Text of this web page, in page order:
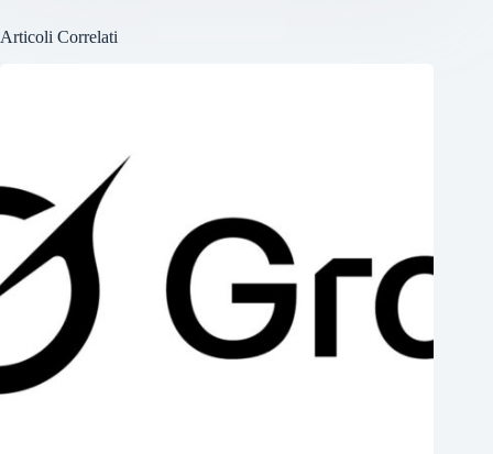
Articoli Correlati